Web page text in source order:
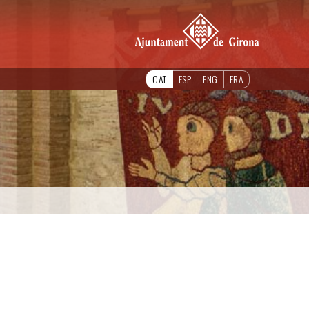
CAT ESP ENG FRA